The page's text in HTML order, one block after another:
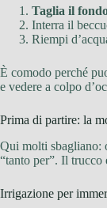
Taglia il
Interra il
Riempi
È comodo perché
e vedere a colpo
Prima di partire: la
Qui molti sbagliano:
“tanto per”. Il trucco
Irrigazione per